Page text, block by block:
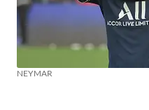
NEYMAR